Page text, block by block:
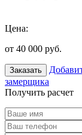
Цена:
от 40 000 руб.
Заказать
замерщика
Получить расчет